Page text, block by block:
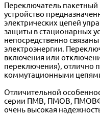
Переключатель
устройство
электрических цепей
защиты в стационарных
непосредственно
электроэнергии.
включения или
переключения), отлично
коммутационными
Отличительной
серии ПМВ, ПМОВ,
очень высокая